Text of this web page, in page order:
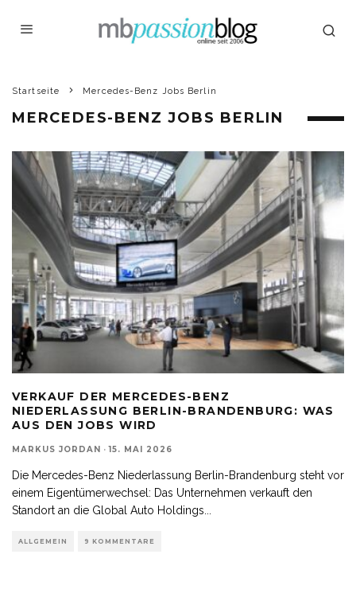
Startseite Mercedes-Benz Jobs Berlin
MERCEDES-BENZ JOBS BERLIN
VERKAUF DER MERCEDES-BENZ
NIEDERLASSUNG BERLIN-BRANDENBURG: WAS
AUS DEN JOBS WIRD
MARKUS JORDAN · 15. MAI 2026
Die Mercedes-Benz Niederlassung Berlin-Brandenburg steht vor
einem Eigentümerwechsel: Das Unternehmen verkauft den
Standort an die Global Auto Holdings
ALLGEMEIN 9 KOMMENTARE